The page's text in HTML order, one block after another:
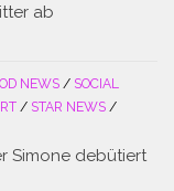
ab
NEWS / SOCIAL
/ STAR NEWS /
Simone debütiert